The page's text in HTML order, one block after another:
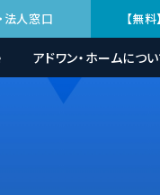
法人窓口 【無
アドワン・ホームにつ